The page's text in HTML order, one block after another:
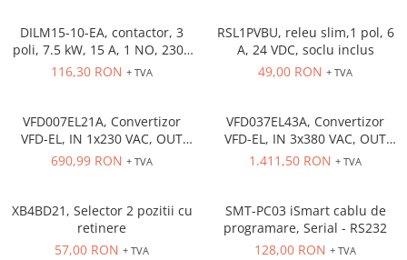
Cleme 2.5mm
Cleme 4mm
DILM15-10-EA, contactor, 3
poli, 7.5 kW, 15 A, 1 NO, 230V
AC
116,30 RON + TVA
RSL1PVBU, releu slim,1 pol, 6
A, 24 VDC, soclu inclus
49,00 RON + TVA
VFD007EL21A, Convertizor
VFD-EL, IN 1x230 VAC, OUT
3x230 VAC, 0.75 kW, 4.2 A,
inclus
690,99 RON + TVA
VFD037EL43A, Convertizor
VFD-EL, IN 3x380 VAC, OUT
3x380 VAC, 3.7kW, 8.2 A,
inclus
1.411,50 RON + TVA
XB4BD21, Selector 2 pozitii cu
retinere
57,00 RON + TVA
SMT-PC03 iSmart cablu de
programare, Serial - RS232
128,00 RON + TVA